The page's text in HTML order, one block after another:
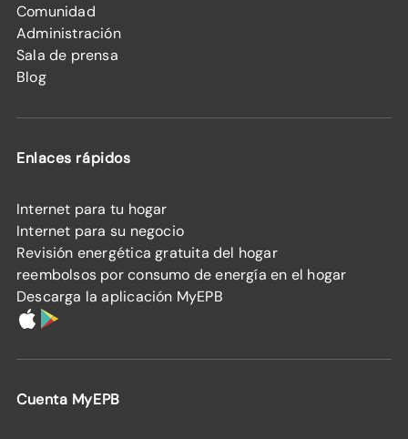
Comunidad
Administración
Sala de prensa
Blog
Enlaces rápidos
Internet para tu hogar
Internet para su negocio
Revisión energética gratuita del hogar
reembolsos por consumo de energía en el hogar
Descarga la aplicación MyEPB
Cuenta MyEPB